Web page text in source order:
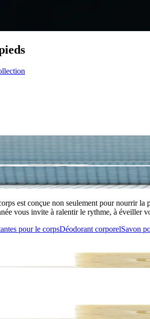
est conçue non seulement pour nourrir
vous invite à ralentir le rythme, à éveiller
pour le corpsDéodorant corporelSavon